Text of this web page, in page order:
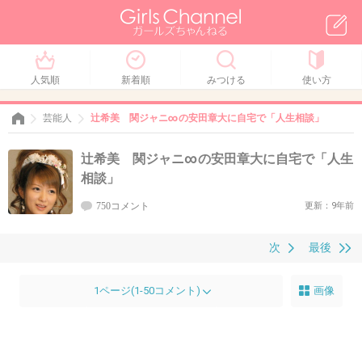
人気順 新着順 みつける 使い方
芸能人 辻希美 関ジャニ∞の安田章大に自宅で「人生相談」
辻希美 関ジャニ∞の安田章大に自宅で「人生
相談」
750コメント 更新：9年前
最後
次
1ページ(1-50コメント) 画像